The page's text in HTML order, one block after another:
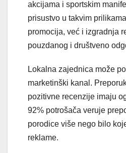
akcijama i sportskim
prisustvo u takvim
promocija, već i izgradnja
pouzdanog i društveno
Lokalna zajednica može
marketinški kanal.
pozitivne recenzije imaju
92% potrošača veruje
porodice više nego bilo
reklame.